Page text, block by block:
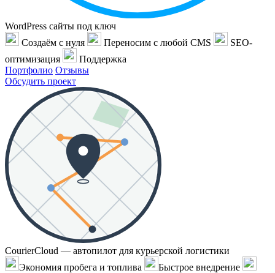
WordPress сайты под ключ
Создаём с нуля
Переносим с любой CMS
SEO-
оптимизация
Поддержка
Портфолио Отзывы
Обсудить проект
CourierCloud — автопилот для курьерской логистики
Экономия пробега и топлива
Быстрое внедрение